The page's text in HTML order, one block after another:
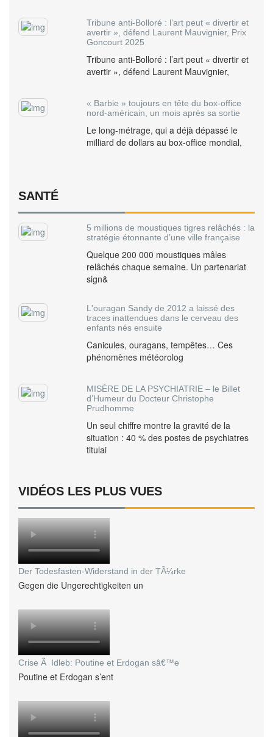
Tribune anti-Bolloré : l’art peut « divertir et
avertir », défend Laurent Mauvignier, Prix
Goncourt 2025
Tribune anti-Bolloré : l’art peut « divertir et
avertir », défend Laurent Mauvignier,
« Barbie » toujours en tête du box-office
nord-américain, un mois après sa sortie
Le long-métrage, qui a déjà dépassé le
milliard de dollars au box-office mondial,
SANTÉ
5 millions de moustiques tigres relâchés : la
stratégie étonnante d’une ville française
Quelque 200 000 moustiques mâles
relâchés chaque semaine. Un partenariat
sign&
L'ouragan Sandy de 2012 a laissé des
traces inattendues dans le cerveau des
enfants nés ensuite
Canicules, ouragans, tempêtes… Ces
phénomènes météorolog
MISÈRE DE LA PSYCHIATRIE – le Billet
d’Humeur du Docteur Christophe
Prudhomme
Un seul chiffre montre la gravité de la
situation : 40 % des postes de psychiatres
titulai
VIDÉOS LES PLUS VUES
Der Todesfasten-Widerstand in der TÃ¼rke
Gegen die Ungerechtigkeiten un
Crise Ã Idleb: Poutine et Erdogan sâ€™e
Poutine et Erdogan s’ent